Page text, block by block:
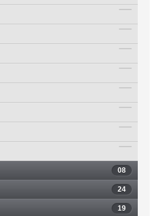
08
24
19